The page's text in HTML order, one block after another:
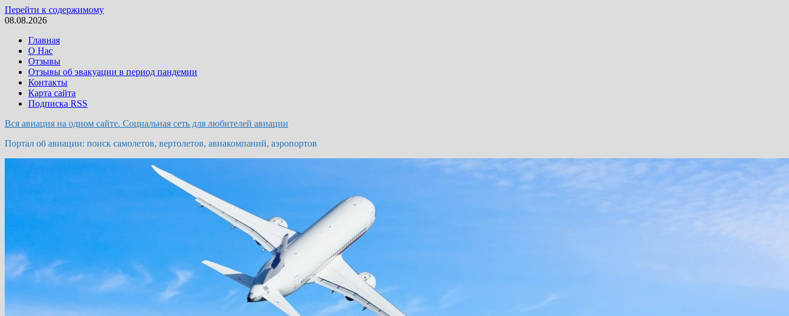
Перейти к содержимому
08.08.2026
Главная
О Нас
Отзывы
Отзывы об эвакуации в период пандемии
Контакты
Карта сайта
Подписка RSS
Вся авиация на одном сайте. Социальная сеть для любителей авиации
Портал об авиации: поиск самолетов, вертолетов, авиакомпаний, аэропортов